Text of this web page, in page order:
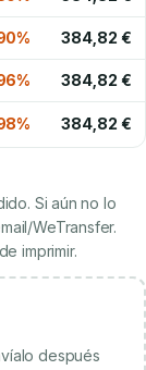
384,82 €
384,82 €
384,82 €
Si aún no lo
WeTransfer.
imprimir.
después